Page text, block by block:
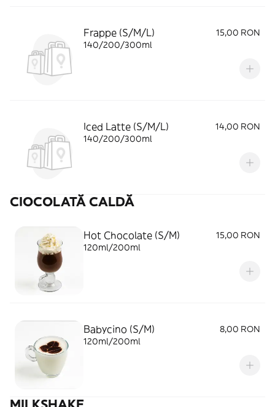
Frappe (S/M/L)
15,00 RON
140/200/300ml
Iced Latte (S/M/L)
14,00 RON
140/200/300ml
CIOCOLATĂ CALDĂ
Hot Chocolate (S/M)
15,00 RON
120ml/200ml
Babycino (S/M)
8,00 RON
120ml/200ml